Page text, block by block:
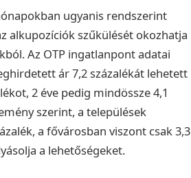
ugyanis rendszerint
alkupozíciók szűkülését okozhatja
Az OTP ingatlanpont adatai
ár 7,2 százalékát lehetett
2 éve pedig mindössze 4,1
szerint, a települések
a fővárosban viszont csak 3,3
a lehetőségeket.